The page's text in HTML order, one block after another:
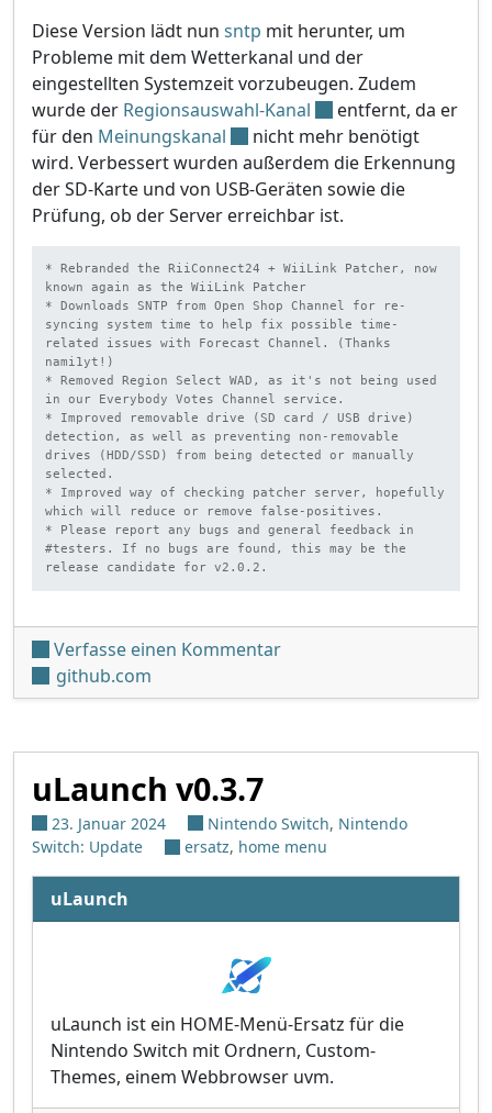
Diese Version lädt nun sntp mit herunter, um
Probleme mit dem Wetterkanal und der
eingestellten Systemzeit vorzubeugen. Zudem
wurde der Regionsauswahl-Kanal
entfernt, da er
für den Meinungskanal
nicht mehr benötigt
wird. Verbessert wurden außerdem die Erkennung
der SD-Karte und von USB-Geräten sowie die
Prüfung, ob der Server erreichbar ist.
* Rebranded the RiiConnect24 + WiiLink Patcher, now
known again as the WiiLink Patcher
* Downloads SNTP from Open Shop Channel for re-
syncing system time to help fix possible time-
related issues with Forecast Channel. (Thanks
nami1yt!)
* Removed Region Select WAD, as it's not being used
in our Everybody Votes Channel service.
* Improved removable drive (SD card / USB drive)
detection, as well as preventing non-removable
drives (HDD/SSD) from being detected or manually
selected.
* Improved way of checking patcher server, hopefully
which will reduce or remove false-positives.
* Please report any bugs and general feedback in
#testers. If no bugs are found, this may be the
release candidate for v2.0.2.
Verfasse einen Kommentarunter 'WiiLink Patcher
github.com
uLaunch v0.3.7
23. Januar 2024 Nintendo Switch, Nintendo
Switch: Update
ersatz, home menu
uLaunch
uLaunch ist ein HOME-Menü-Ersatz für die
Nintendo Switch mit Ordnern, Custom-
Themes, einem Webbrowser uvm.